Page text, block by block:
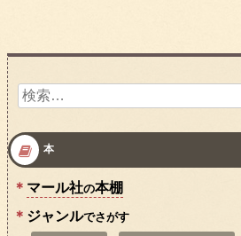
検
本
マール社の本棚
ジャンルでさがす